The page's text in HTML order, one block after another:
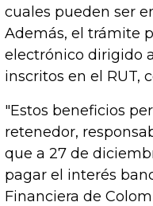
cuales pueden ser
Además, el trámite
electrónico dirigido
inscritos en el RUT,
"Estos beneficios
retenedor,
que a 27 de
pagar el interés
Financiera de